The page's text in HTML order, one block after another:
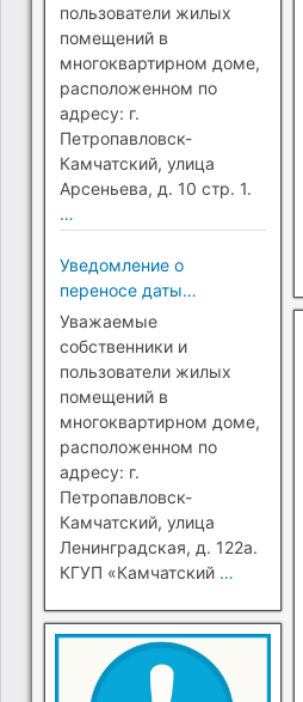
Петропавловск-
Камчатский)
пользователи жилых
помещений в
многоквартирном доме,
расположенном по
адресу: г.
Петропавловск-
Камчатский, улица
Арсеньева, д. 10 стр. 1.
…
Уведомление о
переносе даты
перехода на прямые
платежи (г.
Петропавловск-
Камчатский)
Уважаемые
собственники и
пользователи жилых
помещений в
многоквартирном доме,
расположенном по
адресу: г.
Петропавловск-
Камчатский, улица
Ленинградская, д. 122а.
КГУП «Камчатский …